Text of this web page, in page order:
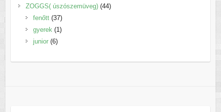
termék
ZOGGS( úszószemüveg) 4444
fenőtt 3737
termék
gyerek 11
junior 66